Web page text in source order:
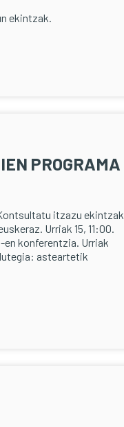
ekintzak.
PROGRAMA
itzazu ekintzak
Urriak 15, 11:00.
en konferentzia. Urriak
asteartetik